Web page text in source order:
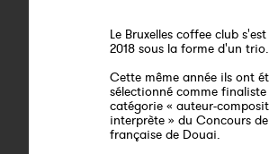
Le Bruxelles coffee club
2018 sous la forme d'un trio.
Cette même année ils ont
sélectionné comme
catégorie « auteur-
interprète » du Concours
française de Douai.